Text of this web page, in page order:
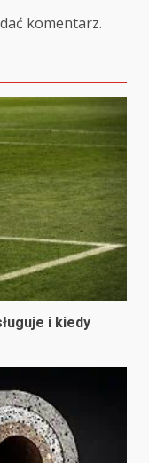
komentarz.
i kiedy